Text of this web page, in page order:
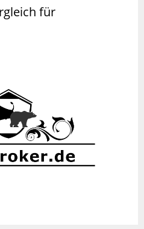
für